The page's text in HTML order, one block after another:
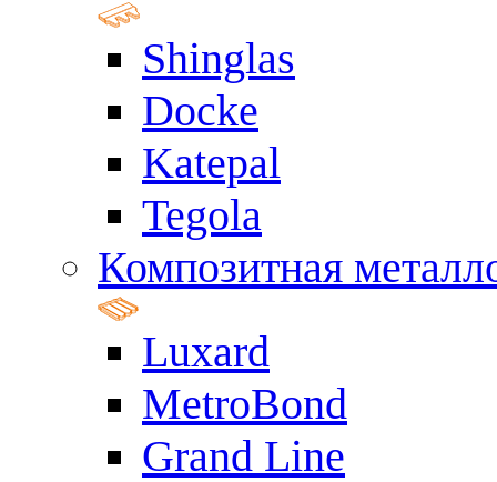
Shinglas
Docke
Katepal
Tegola
Композитная
Luxard
MetroBond
Grand Line